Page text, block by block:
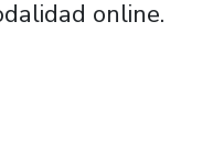
online.
ciclo de